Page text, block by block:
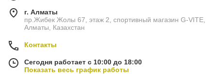
г. Алматы
пр.Жибек Жолы 67, этаж 2, спортивный магазин G-VITE,
Алматы, Казахстан
Контакты
Сегодня работает с 10:00 до 18:00
Показать весь график работы